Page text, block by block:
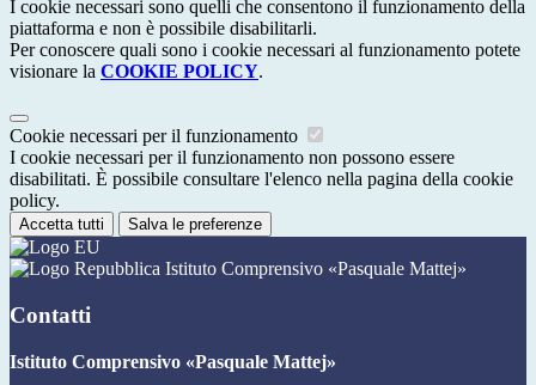
I cookie necessari sono quelli che consentono il funzionamento della
piattaforma e non è possibile disabilitarli.
Per conoscere quali sono i cookie necessari al funzionamento potete
visionare la COOKIE POLICY.
Cookie necessari per il funzionamento
I cookie necessari per il funzionamento non possono essere
disabilitati. È possibile consultare l'elenco nella pagina della cookie
policy.
Accetta tutti Salva le preferenze
Istituto Comprensivo «Pasquale Mattej»
Contatti
Istituto Comprensivo «Pasquale Mattej»